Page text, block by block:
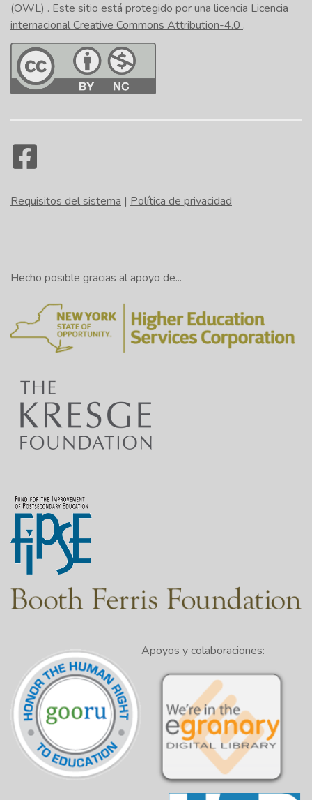
(OWL) . Este sitio está protegido por una licencia Licencia
internacional Creative Commons Attribution-4.0 .
Requisitos del sistema | Política de privacidad
Hecho posible gracias al apoyo de...
Apoyos y colaboraciones: